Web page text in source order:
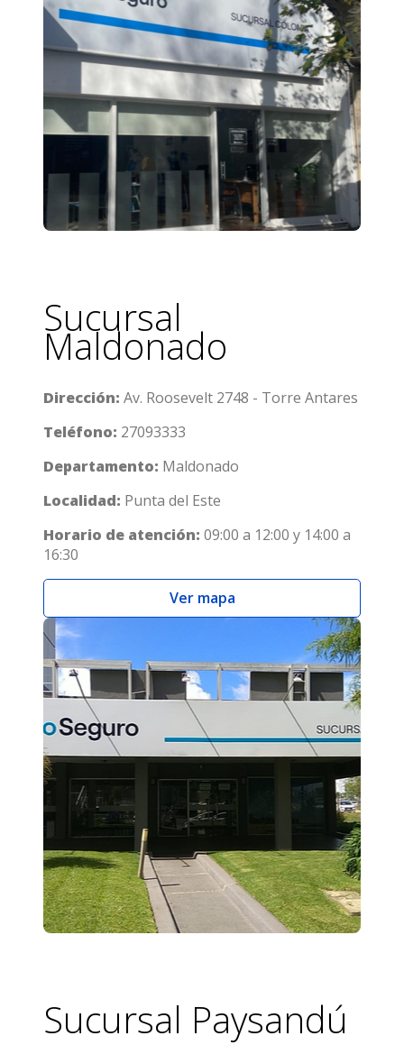
Sucursal
Maldonado
Dirección: Av. Roosevelt 2748 - Torre Antares
Teléfono: 27093333
Departamento: Maldonado
Localidad: Punta del Este
Horario de atención: 09:00 a 12:00 y 14:00 a
16:30
Ver mapa
Sucursal Paysandú